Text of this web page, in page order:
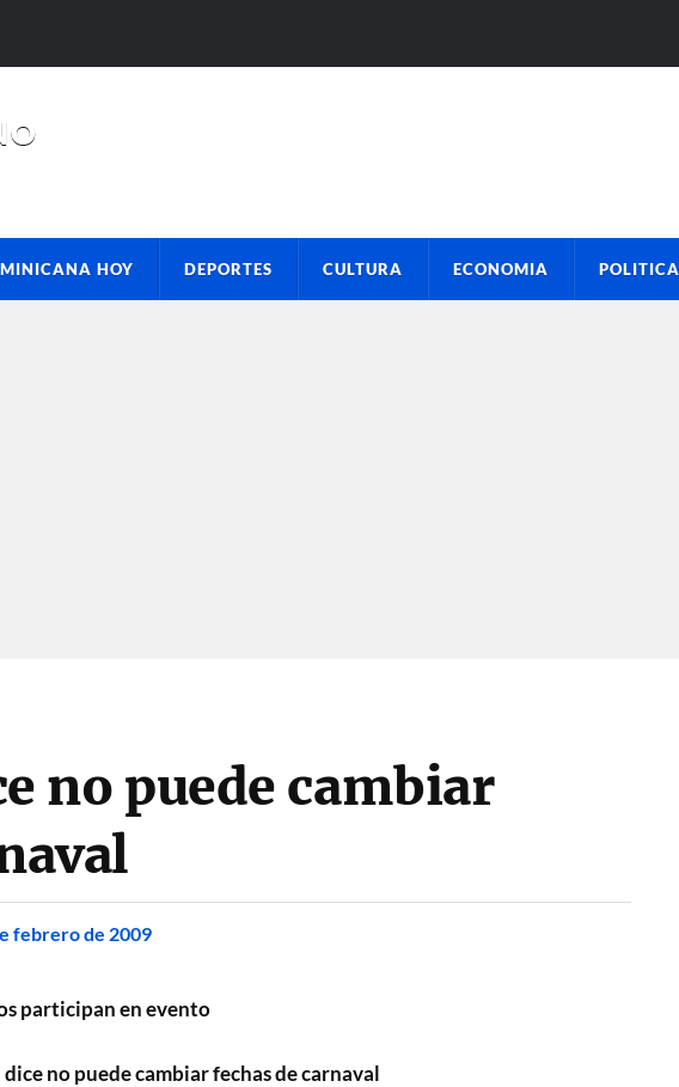
HOY DEPORTES CULTURA ECONOMIA POLITICA
no puede cambiar
febrero de 2009
participan en evento
no puede cambiar fechas de carnaval